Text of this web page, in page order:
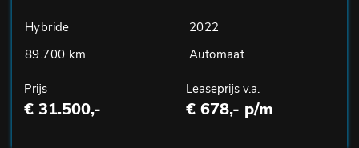
Hybride
2022
89.700 km
Automaat
Prijs
€ 31.500,-
Leaseprijs v.a.
€ 678,- p/m